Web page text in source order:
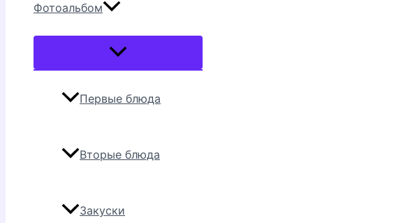
Фотоальбом
Переключатель
Первые блюда
Вторые блюда
Закуски